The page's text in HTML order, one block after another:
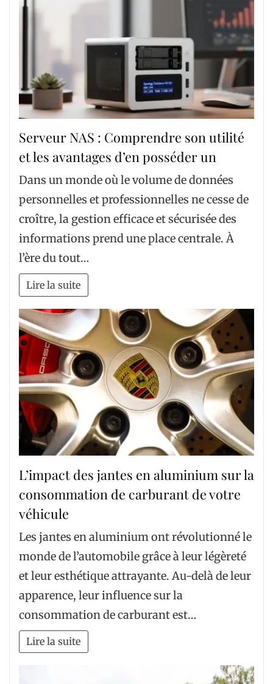
Serveur NAS : Comprendre son utilité
et les avantages d’en posséder un
Dans un monde où le volume de données
personnelles et professionnelles ne cesse de
croître, la gestion efficace et sécurisée des
informations prend une place centrale. À
l’ère du tout…
Lire la suite
L’impact des jantes en aluminium sur la
consommation de carburant de votre
véhicule
Les jantes en aluminium ont révolutionné le
monde de l’automobile grâce à leur légèreté
et leur esthétique attrayante. Au-delà de leur
apparence, leur influence sur la
consommation de carburant est…
Lire la suite